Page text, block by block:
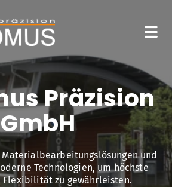
Präzision
GmbH
und
Technologien, um höchste
zu gewährleisten.